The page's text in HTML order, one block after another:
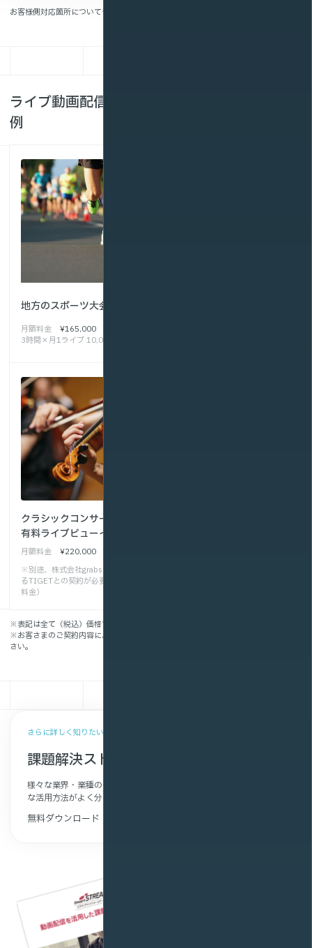
お客様側対応箇所についても、適宜ご支援可能です。ご相談ください。
ライブ動画配信サービスの料金・お見積もり
例
地方のスポーツ大会
月額料金
¥165,000
3時間×月1ライブ 10,000再生/月
クラシックコンサートの
有料ライブビューイング
月額料金
¥220,000
※別途、株式会社grabssの提供す
るTIGETとの契約が必要です（別
料金）
※表記は全て（税込）価格です。
※お客さまのご契約内容によって、お見積りは異なります。詳細はお問い合わせくだ
さい。
さらに詳しく知りたい方へ
課題解決ストーリー集
様々な業界・業種のお客さまの導入事例や利用シーンから、具体的
な活用方法がよく分かります。
無料ダウンロード